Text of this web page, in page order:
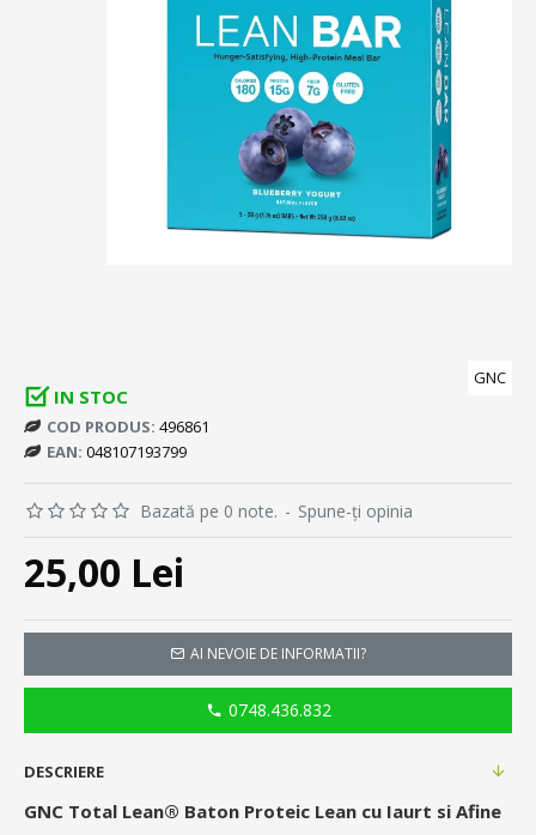
IN STOC
COD PRODUS: 496861
EAN: 048107193799
GNC
Bazată pe 0 note. - Spune-ţi opinia
25,00 Lei
AI NEVOIE DE INFORMATII?
0748.436.832
DESCRIERE
GNC Total Lean® Baton Proteic Lean cu Iaurt si Afine